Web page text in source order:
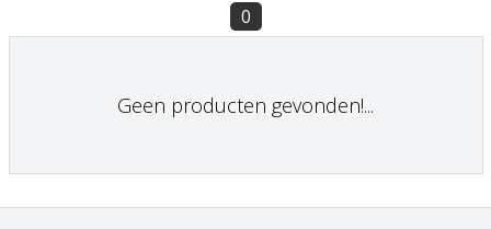
0
Geen producten gevonden!...